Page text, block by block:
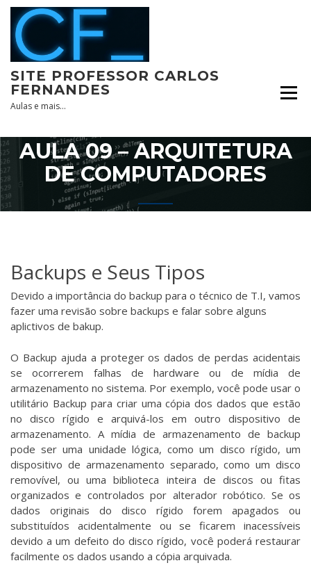
Skip
content
SITE PROFESSOR CARLOS
FERNANDES
Aulas e mais…
AULA 09 – ARQUITETURA
DE COMPUTADORES
Backups e Seus Tipos
Devido a importância do backup para o técnico de T.I, vamos
fazer uma revisão sobre backups e falar sobre alguns
aplictivos de bakup.
O Backup ajuda a proteger os dados de perdas acidentais
se ocorrerem falhas de hardware ou de mídia de
armazenamento no sistema. Por exemplo, você pode usar o
utilitário Backup para criar uma cópia dos dados que estão
no disco rígido e arquivá-los em outro dispositivo de
armazenamento. A mídia de armazenamento de backup
pode ser uma unidade lógica, como um disco rígido, um
dispositivo de armazenamento separado, como um disco
removível, ou uma biblioteca inteira de discos ou fitas
organizados e controlados por alterador robótico. Se os
dados originais do disco rígido forem apagados ou
substituídos acidentalmente ou se ficarem inacessíveis
devido a um defeito do disco rígido, você poderá restaurar
facilmente os dados usando a cópia arquivada.